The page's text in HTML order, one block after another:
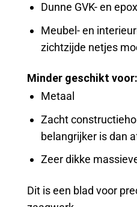
Dunne GVK- en
Meubel- en
zichtzijde netjes
Minder geschikt voor:
Metaal
Zacht
belangrijker is dan
Zeer dikke
Dit is een blad voor